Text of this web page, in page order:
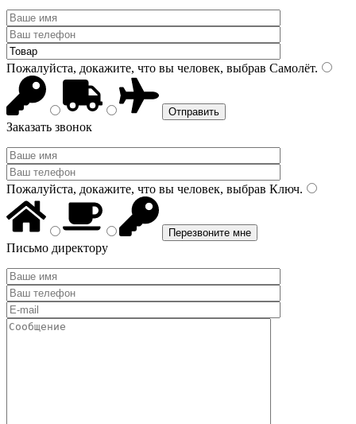
Пожалуйста, докажите, что вы человек, выбрав Самолёт.
Заказать звонок
Пожалуйста, докажите, что вы человек, выбрав Ключ.
Письмо директору